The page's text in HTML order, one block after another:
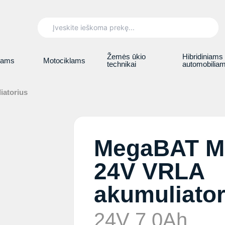
Motociklams
Žemės ūkio
technikai
Hibridiniams
MegaBAT
24V VRLA
24V 7,0Ah